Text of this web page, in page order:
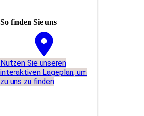
So finden Sie uns
Nutzen Sie unseren
interaktiven La­ge­plan, um
zu uns zu finden